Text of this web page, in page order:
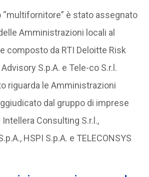
“multifornitore” è stato assegnato
Amministrazioni locali al
composto da RTI Deloitte Risk
S.p.A. e Tele-co S.r.l.
riguarda le Amministrazioni
dal gruppo di imprese
Consulting S.r.l.,
HSPI S.p.A. e TELECONSYS